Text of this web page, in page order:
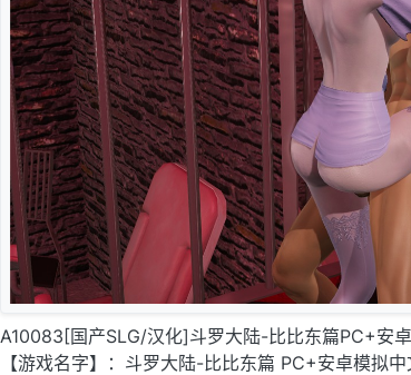
A10083[国产SLG/汉化]斗罗大陆-比比东篇PC+安
【游戏名字】：斗罗大陆-比比东篇 PC+安卓模拟中